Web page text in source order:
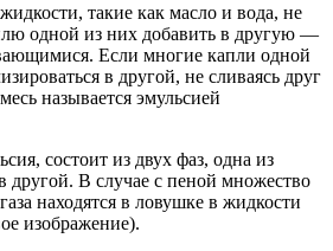
такие как масло и вода, не
одной из них добавить в другую —
Если многие капли одной
в другой, не сливаясь друг
называется эмульсией
состоит из двух фаз, одна из
другой. В случае с пеной множество
находятся в ловушке в жидкости
изображение).